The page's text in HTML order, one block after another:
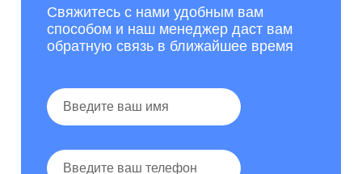
Свяжитесь с нами удобным вам
способом и наш менеджер даст вам
обратную связь в ближайшее время